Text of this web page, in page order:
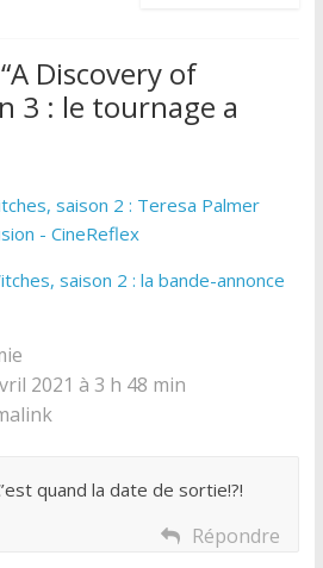
A Discovery of
3 : le tournage a
saison 2 : Teresa Palmer
- CineReflex
saison 2 : la bande-annonce
2021 à 3 h 48 min
quand la date de sortie!?!
Répondre